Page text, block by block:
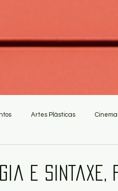
Artes Plásticas Cinema
e sintaxe,